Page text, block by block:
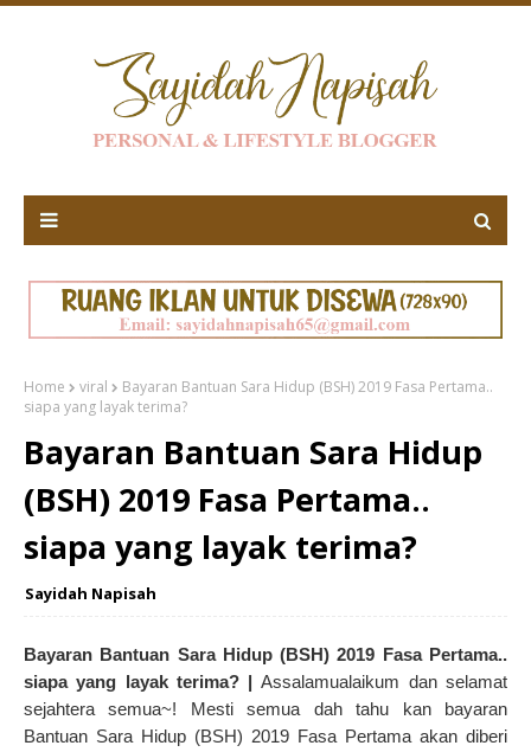
Home viral
Bayaran Bantuan Sara Hidup (BSH) 2019 Fasa Pertama..
siapa yang layak terima?
Bayaran Bantuan Sara Hidup
(BSH) 2019 Fasa Pertama..
siapa yang layak terima?
Sayidah Napisah
Bayaran Bantuan Sara Hidup (BSH) 2019 Fasa Pertama..
siapa yang layak terima? | Assalamualaikum dan selamat
sejahtera semua~! Mesti semua dah tahu kan bayaran
Bantuan Sara Hidup (BSH) 2019 Fasa Pertama akan diberi